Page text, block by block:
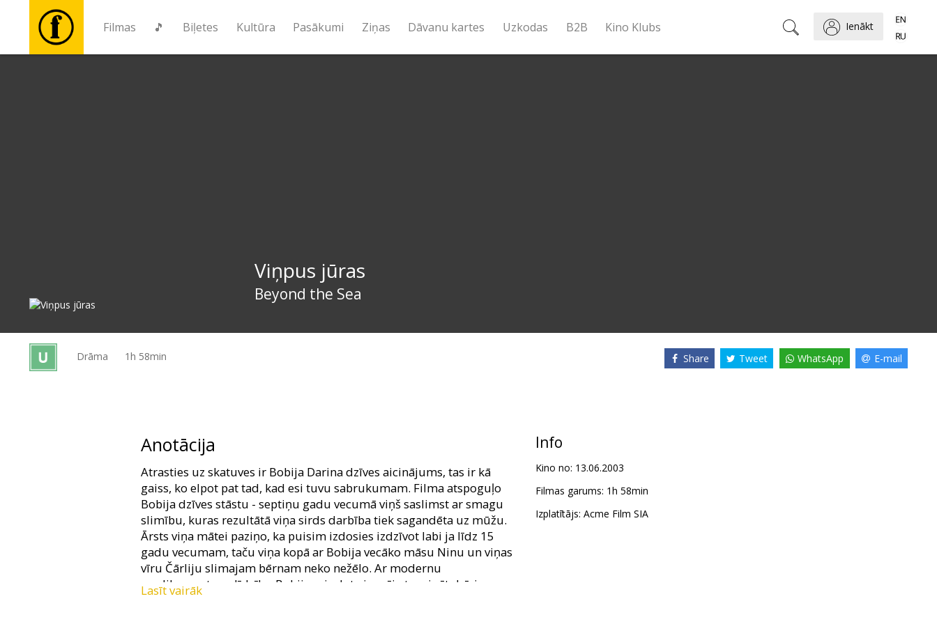
Filmas 🎵 Biļetes Kultūra Pasākumi Ziņas Dāvanu kartes Uzkodas B2B Kino Klubs Ienākt
kartes
Viņpus jūras
Beyond the Sea
Drāma 1h 58min Share Tweet WhatsApp E-mail
Anotācija
Atrasties uz skatuves ir Bobija Darina dzīves aicinājums, tas ir kā
gaiss, ko elpot pat tad, kad esi tuvu sabrukumam. Filma atspoguļo
Bobija dzīves stāstu - septiņu gadu vecumā viņš saslimst ar smagu
slimību, kuras rezultātā viņa sirds darbība tiek sagandēta uz mūžu.
Ārsts viņa mātei paziņo, ka puisim izdosies izdzīvot labi ja līdz 15
gadu vecumam, taču viņa kopā ar Bobija vecāko māsu Ninu un viņas
vīru Čārliju slimajam bērnam neko nežēlo. Ar modernu
medikamentu palīdzību Bobijam ir dota iespēja turpināt dzīvi.
Lasīt vairāk
Info
Kino no: 13.06.2003
Filmas garums: 1h 58min
Izplatītājs: Acme Film SIA